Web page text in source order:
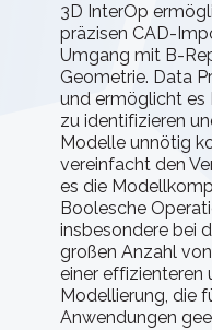
3D InterOp
präzisen CAD-
Umgang mit B-
Geometrie. Data
und ermöglicht es
zu identifizieren
Modelle unnötig
vereinfacht den
es die
Boolesche
insbesondere bei
großen Anzahl
einer effizienteren
Modellierung, die
Anwendungen